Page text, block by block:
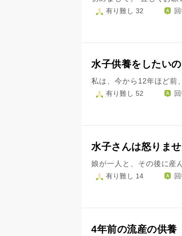
有り難し 32
水子供養をしたい
有り難し 52
水子さんは怒りま
有り難し 14
4年前の流産の供養